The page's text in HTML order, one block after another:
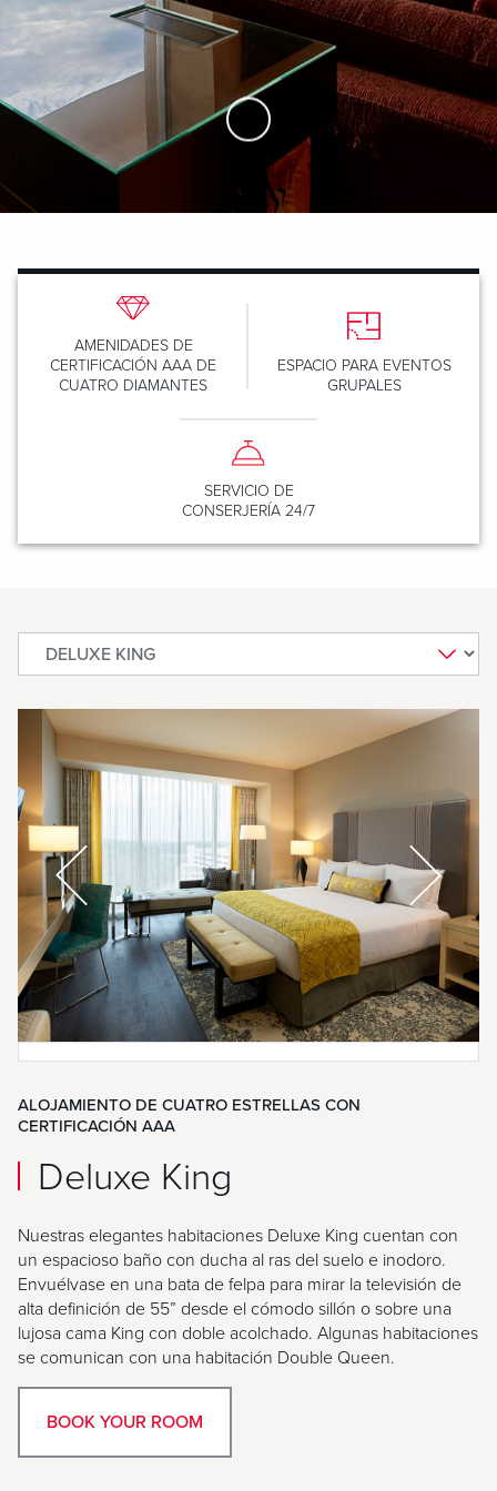
Skip to Main Content
AMENIDADES DE
CERTIFICACIÓN AAA DE
CUATRO DIAMANTES
ESPACIO PARA EVENTOS
GRUPALES
SERVICIO DE
CONSERJERÍA 24/7
ALOJAMIENTO DE CUATRO ESTRELLAS CON
CERTIFICACIÓN AAA
Deluxe King
Nuestras elegantes habitaciones Deluxe King cuentan con
un espacioso baño con ducha al ras del suelo e inodoro.
Envuélvase en una bata de felpa para mirar la televisión de
alta definición de 55” desde el cómodo sillón o sobre una
lujosa cama King con doble acolchado. Algunas habitaciones
se comunican con una habitación Double Queen.
BOOK YOUR ROOM